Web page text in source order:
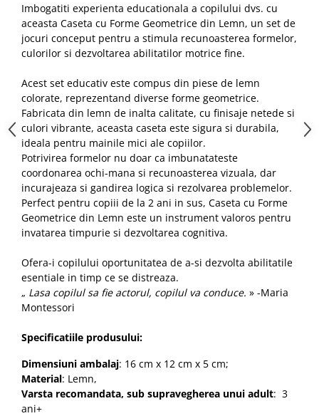
Imbogatiti experienta educationala a copilului dvs. cu
aceasta Caseta cu Forme Geometrice din Lemn, un set de
jocuri conceput pentru a stimula recunoasterea formelor,
culorilor si dezvoltarea abilitatilor motrice fine.
Acest set educativ este compus din piese de lemn
colorate, reprezentand diverse forme geometrice.
Fabricata din lemn de inalta calitate, cu finisaje netede si
culori vibrante, aceasta caseta este sigura si durabila,
ideala pentru mainile mici ale copiilor.
Potrivirea formelor nu doar ca imbunatateste
coordonarea ochi-mana si recunoasterea vizuala, dar
incurajeaza si gandirea logica si rezolvarea problemelor.
Perfect pentru copiii de la 2 ani in sus, Caseta cu Forme
Geometrice din Lemn este un instrument valoros pentru
invatarea timpurie si dezvoltarea cognitiva.
Ofera-i copilului oportunitatea de a-si dezvolta abilitatile
esentiale in timp ce se distreaza.
„ Lasa copilul sa fie actorul, copilul va conduce. » -Maria
Montessori
Specificatiile produsului:
Dimensiuni ambalaj: 16 cm x 12 cm x 5 cm;
Material: Lemn,
Varsta recomandata, sub supravegherea unui adult: 3
ani+